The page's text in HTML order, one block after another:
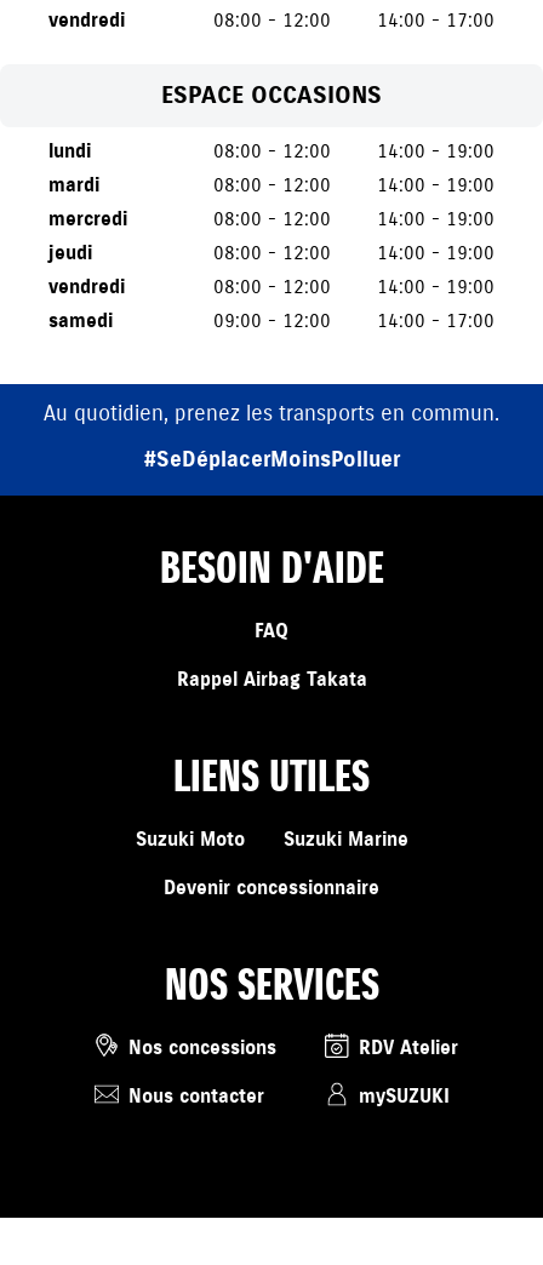
vendredi
08:00 - 12:00 14:00 - 17:00
ESPACE OCCASIONS
lundi 08:00 - 12:00
14:00 - 19:00
mardi
08:00 - 12:00
14:00 - 19:00
mercredi
08:00 - 12:00
14:00 - 19:00
jeudi
08:00 - 12:00
14:00 - 19:00
vendredi
08:00 - 12:00
14:00 - 19:00
samedi
09:00 - 12:00 14:00 - 17:00
Au quotidien, prenez les transports en commun.
#SeDéplacerMoinsPolluer
BESOIN D'AIDE
FAQ
Rappel Airbag Takata
LIENS UTILES
Suzuki Moto
Suzuki Marine
Devenir concessionnaire
NOS SERVICES
Nos concessions
Nous contacter
RDV Atelier
mySUZUKI